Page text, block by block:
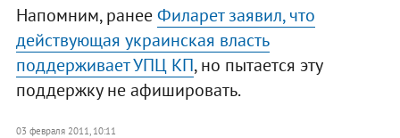
Напомним, ранееФиларет заявил, что
действующая украинская власть
поддерживает УПЦ КП, но пытается эту
поддержку не афишировать.
03 февраля 2011, 10:11